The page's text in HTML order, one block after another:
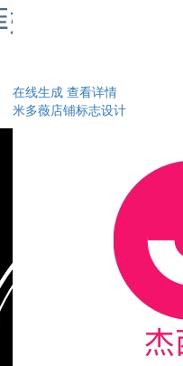
在线生成 查看详情
米多薇店铺标志设计